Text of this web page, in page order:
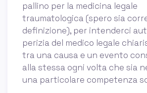
pallino per la medicina legale
traumatologica (spero sia
definizione), per intenderci
perizia del medico legale
tra una causa e un evento
alla stessa ogni volta che sia
una particolare competenza